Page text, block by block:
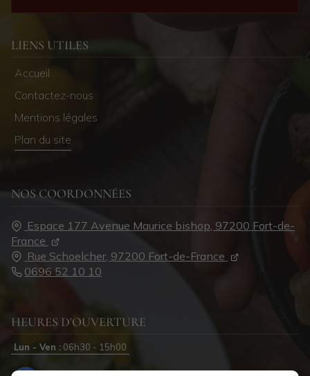
LIENS UTILES
Accueil
Contactez-nous
Mentions légales
Plan du site
NOS COORDONNÉES
Espace 177 Avenue Maurice bishop, 97200 Fort-de-
France
Rue Schoelcher, 97200 Fort-de-France
0696 52 10 10
HEURES D'OUVERTURE
Lun - Ven : 06h30 - 15h00